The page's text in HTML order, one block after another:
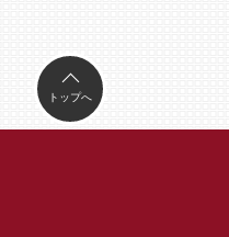
トップへ